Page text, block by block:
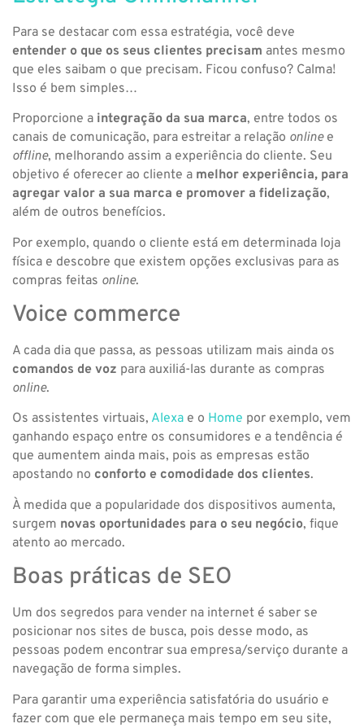
Para se destacar com essa estratégia, você deve
entender o que os seus clientes precisam antes mesmo
que eles saibam o que precisam. Ficou confuso? Calma!
Isso é bem simples…
Proporcione a integração da sua marca, entre todos os
canais de comunicação, para estreitar a relação onlinee
offline, melhorando assim a experiência do cliente. Seu
objetivo é oferecer ao cliente a melhor experiência, para
agregar valor a sua marca e promover a fidelização,
além de outros benefícios.
Por exemplo, quando o cliente está em determinada loja
física e descobre que existem opções exclusivas para as
compras feitas online.
Voice commerce
A cada dia que passa, as pessoas utilizam mais ainda os
comandos de voz para auxiliá-las durante as compras
online.
Os assistentes virtuais, Alexa e o Home por exemplo, vem
ganhando espaço entre os consumidores e a tendência é
que aumentem ainda mais, pois as empresas estão
apostando no conforto e comodidade dos clientes.
À medida que a popularidade dos dispositivos aumenta,
surgem novas oportunidades para o seu negócio, fique
atento ao mercado.
Boas práticas de SEO
Um dos segredos para vender na internet é saber se
posicionar nos sites de busca, pois desse modo, as
pessoas podem encontrar sua empresa/serviço durante a
navegação de forma simples.
Para garantir uma experiência satisfatória do usuário e
fazer com que ele permaneça mais tempo em seu site,